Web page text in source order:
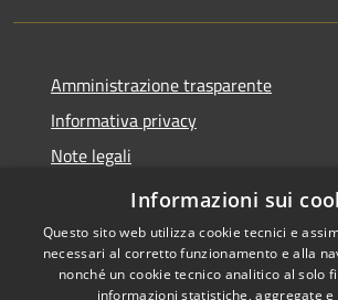
Amministrazione trasparente
Informativa privacy
Note legali
Dichiarazione di accessibilità
Informazioni sui
Questo sito web utilizza cookie tecnici e
necessari al corretto funzionamento e alla
nonché un cookie tecnico analitico al solo
informazioni statistiche, aggregate e